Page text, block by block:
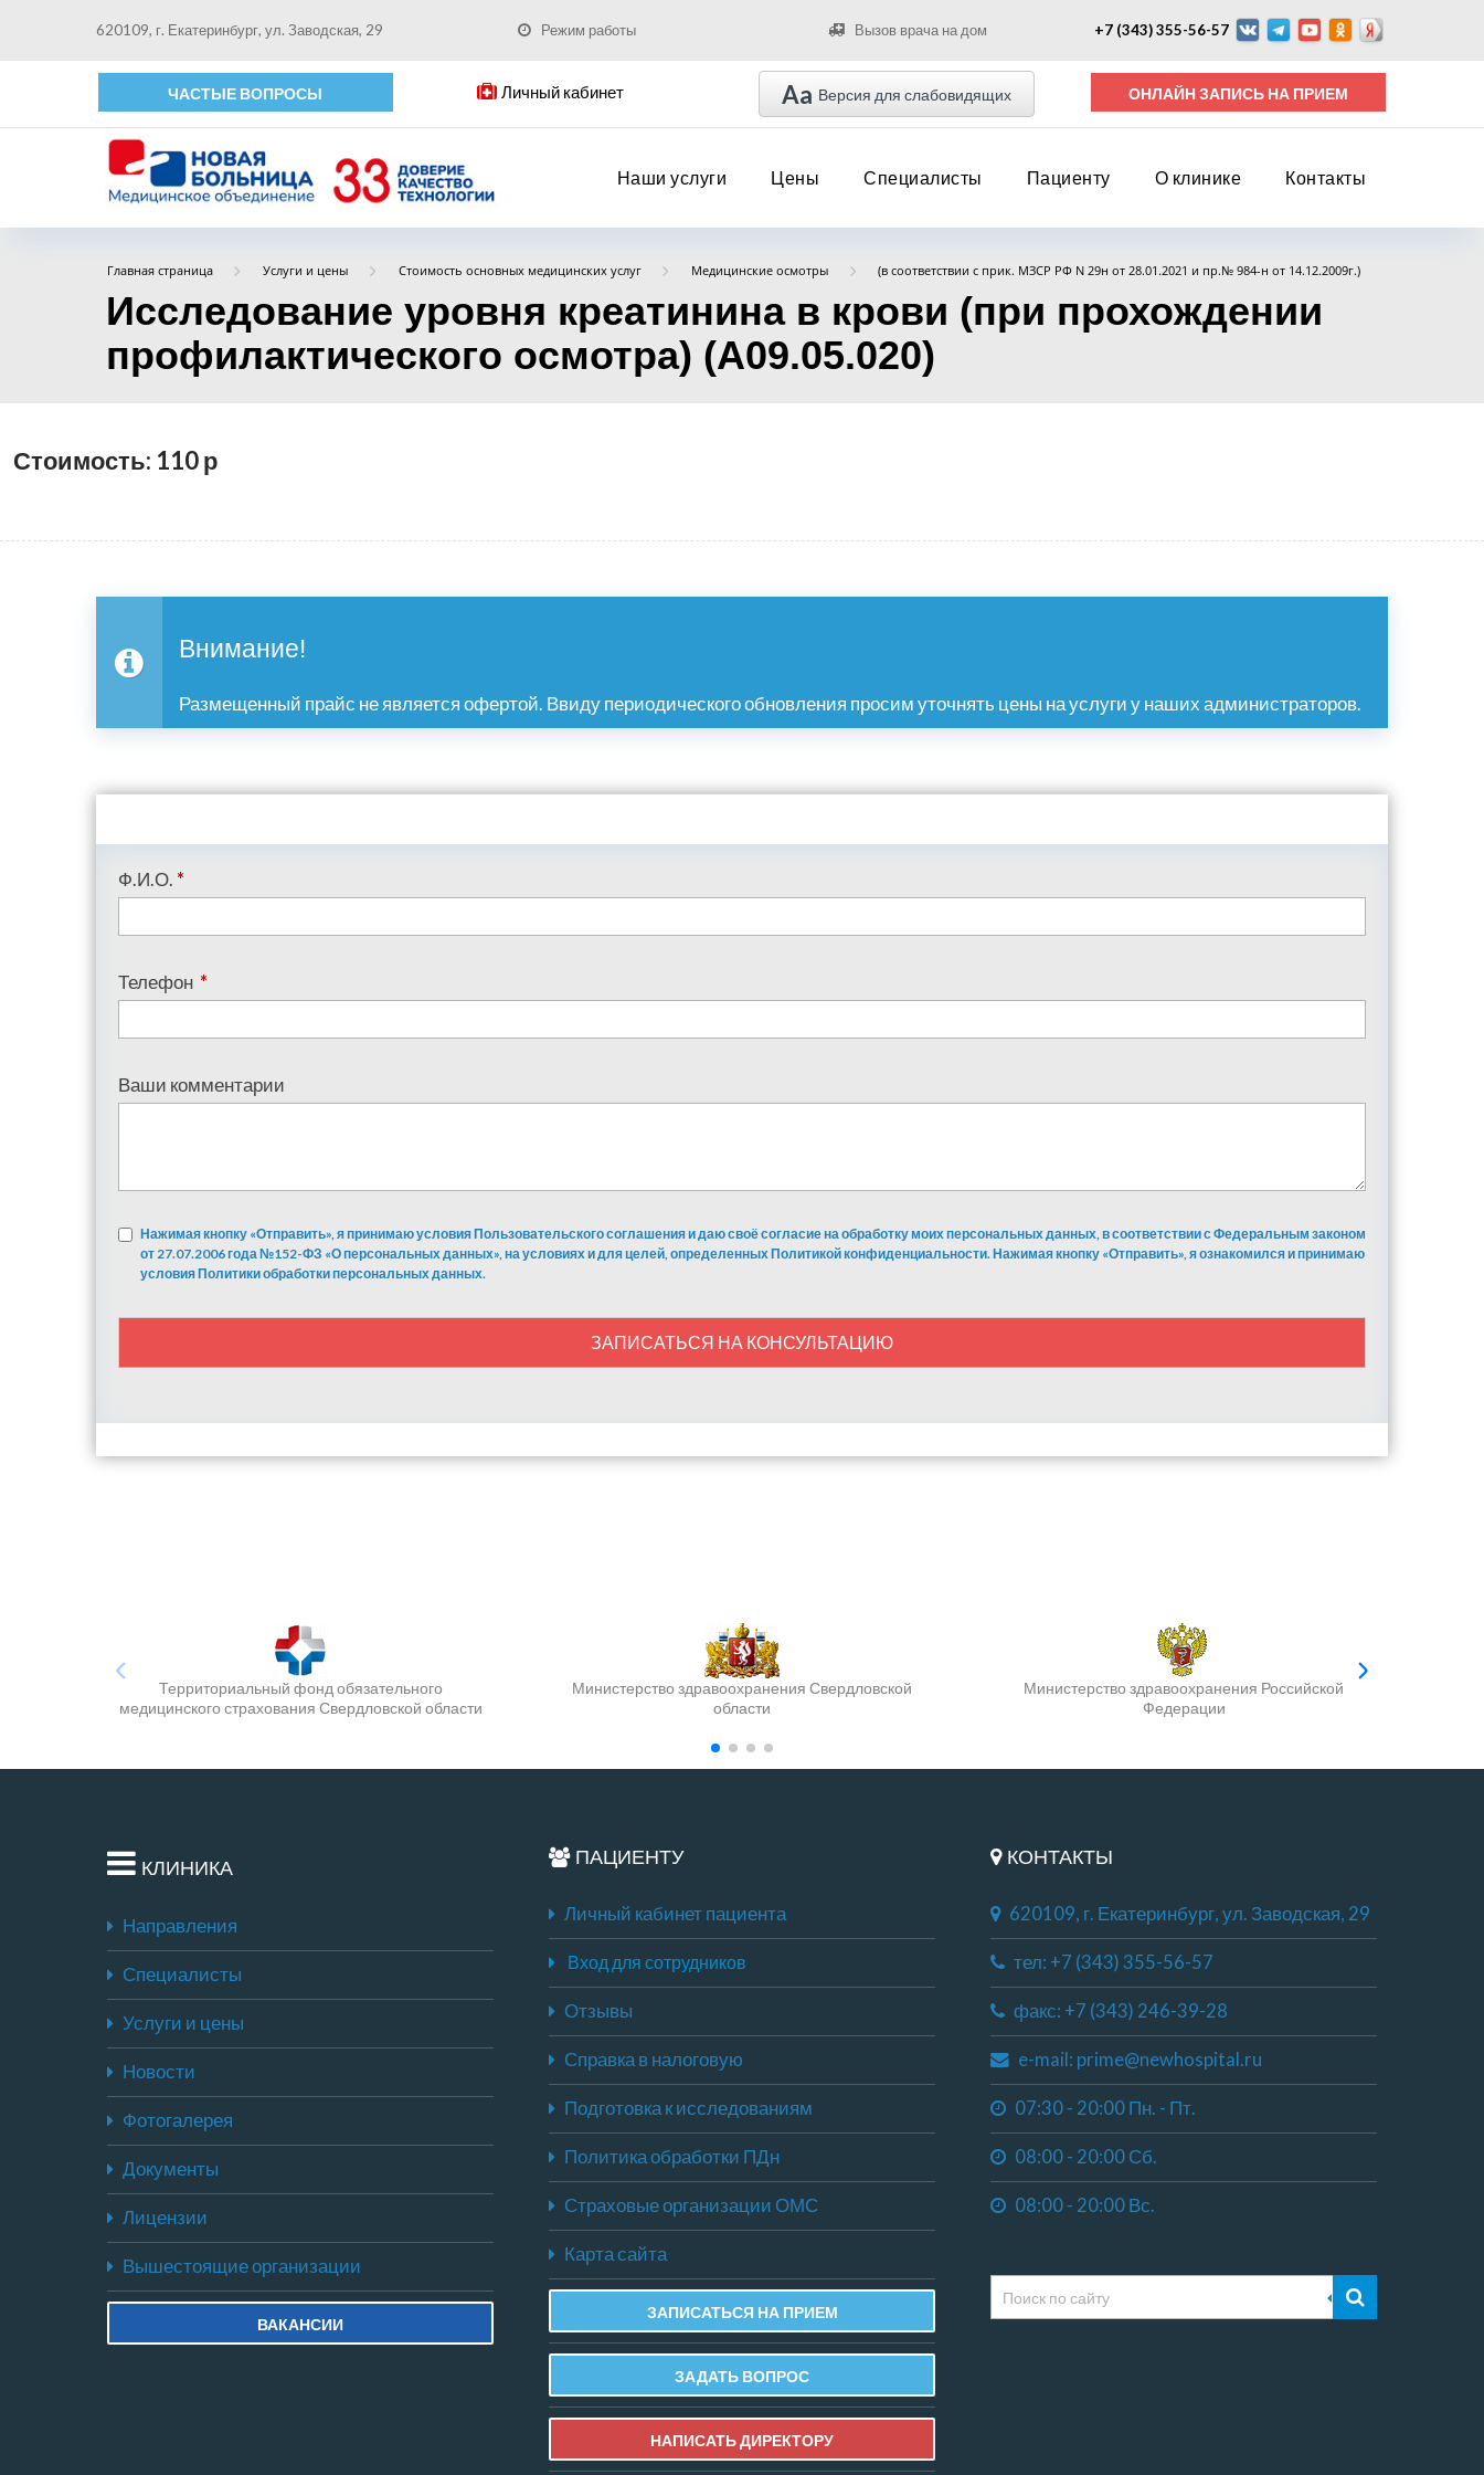
620109, г. Екатеринбург, ул. Заводская, 29 Режим работы Вызов врача на дом +7 (343) 355-56-57
ЧАСТЫЕ ВОПРОСЫ Личный кабинет Aa Версия для слабовидящих ОНЛАЙН ЗАПИСЬ НА ПРИЕМ
Наши услуги Цены Специалисты Пациенту О клинике Контакты
Главная страница Услуги и цены Стоимость основных медицинских услуг Медицинские осмотры (в соответствии с прик. МЗСР РФ N 29н от 28.01.2021 и пр.№ 984-н от 14.12.2009г.)
Исследование уровня креатинина в крови (при прохождении
профилактического осмотра) (A09.05.020)
Стоимость: 110р
Внимание!
Размещенный прайс не является офертой. Ввиду периодического обновления просим уточнять цены на услуги у наших администраторов.
Ф.И.О. *
Телефон *
Ваши комментарии
Нажимая кнопку «Отправить», я принимаю условия Пользовательского соглашения и даю своё согласие на обработку моих персональных данных, в соответствии с Федеральным законом
от 27.07.2006 года №152-ФЗ «О персональных данных», на условиях и для целей, определенных Политикой конфиденциальности. Нажимая кнопку «Отправить», я ознакомился и принимаю
условия Политики обработки персональных данных.
ЗАПИСАТЬСЯ НА КОНСУЛЬТАЦИЮ
Территориальный фонд обязательного
медицинского страхования Свердловской области
Министерство здравоохранения Свердловской
области
Министерство здравоохранения Российской
Федерации
КЛИНИКА
Направления
Специалисты
Услуги и цены
Новости
Фотогалерея
Документы
Лицензии
Вышестоящие организации
ВАКАНСИИ
ПАЦИЕНТУ
Личный кабинет пациента
Вход для сотрудников
Отзывы
Справка в налоговую
Подготовка к исследованиям
Политика обработки ПДн
Страховые организации ОМС
Карта сайта
ЗАПИСАТЬСЯ НА ПРИЕМ
ЗАДАТЬ ВОПРОС
НАПИСАТЬ ДИРЕКТОРУ
КОНТАКТЫ
620109, г. Екатеринбург, ул. Заводская, 29
тел: +7 (343) 355-56-57
факс: +7 (343) 246-39-28
e-mail: prime@newhospital.ru
07:30 - 20:00 Пн. - Пт.
08:00 - 20:00 Сб.
08:00 - 20:00 Вс.